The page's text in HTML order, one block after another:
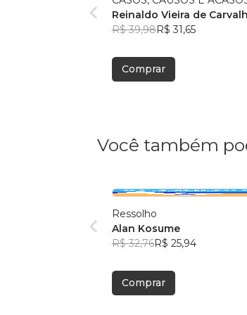
Reinaldo Vieira de
R$ 39,98R$ 31,65
Comprar
Você também
Ressolho
Alan Kosume
R$ 32,76R$ 25,94
Comprar